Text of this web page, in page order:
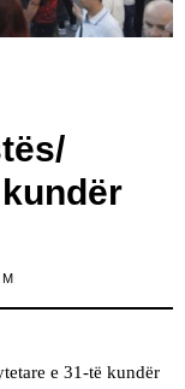
e 31-të kundër